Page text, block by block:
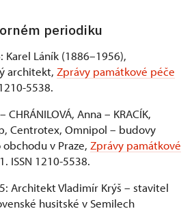
periodiku
Karel Láník (1886–1956),
architekt, Zprávy památkové péče
5538.
CHRÁNILOVÁ, Anna – KRACÍK,
Centrotex, Omnipol – budovy
v Praze, Zprávy památkové
ISSN 1210-5538.
Architekt Vladimír Krýš – stavitel
husitské v Semilech